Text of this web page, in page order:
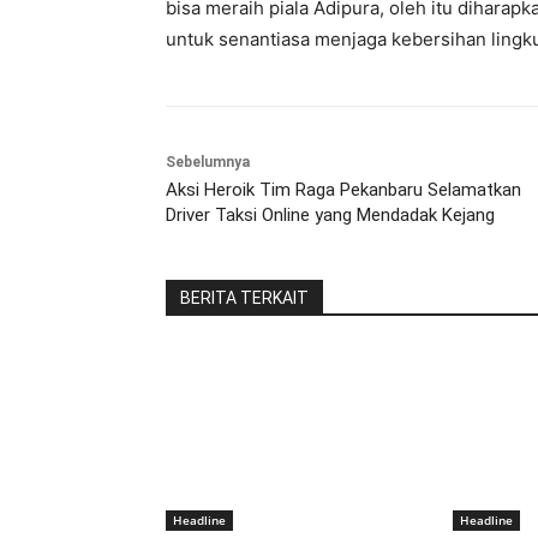
bisa meraih piala Adipura, oleh itu
untuk senantiasa menjaga kebersihan
Sebelumnya
Aksi Heroik Tim Raga Pekanbaru Selamatkan
Driver Taksi Online yang Mendadak Kejang
BERITA TERKAIT
Headline Headline